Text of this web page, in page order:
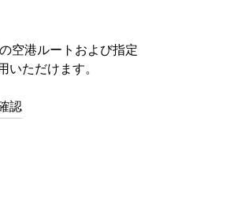
空港ルートおよび指定
いただけます。
認